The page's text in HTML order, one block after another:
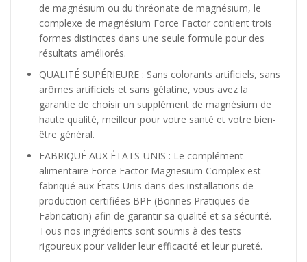
de magnésium ou du thréonate de magnésium, le
complexe de magnésium Force Factor contient trois
formes distinctes dans une seule formule pour des
résultats améliorés.
QUALITÉ SUPÉRIEURE : Sans colorants artificiels, sans
arômes artificiels et sans gélatine, vous avez la
garantie de choisir un supplément de magnésium de
haute qualité, meilleur pour votre santé et votre bien-
être général.
FABRIQUÉ AUX ÉTATS-UNIS : Le complément
alimentaire Force Factor Magnesium Complex est
fabriqué aux États-Unis dans des installations de
production certifiées BPF (Bonnes Pratiques de
Fabrication) afin de garantir sa qualité et sa sécurité.
Tous nos ingrédients sont soumis à des tests
rigoureux pour valider leur efficacité et leur pureté.